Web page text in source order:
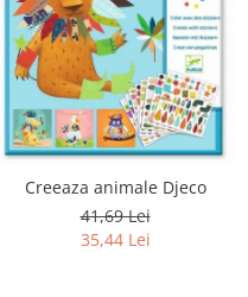
Creeaza animale Djeco
41,69 Lei
35,44 Lei